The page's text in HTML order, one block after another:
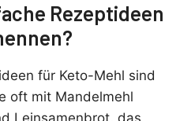
Rezeptideen
für Keto-Mehl sind
oft mit Mandelmehl